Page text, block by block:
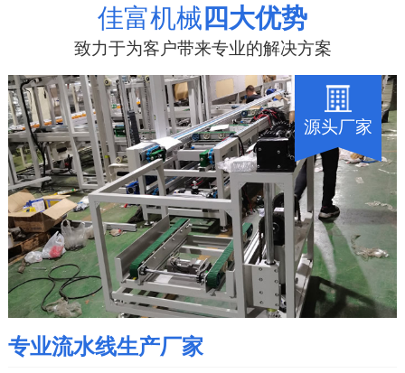
佳富机械 四大优势
致力于为客户带来专业的解决方案
源头厂家
专业流水线生产厂家